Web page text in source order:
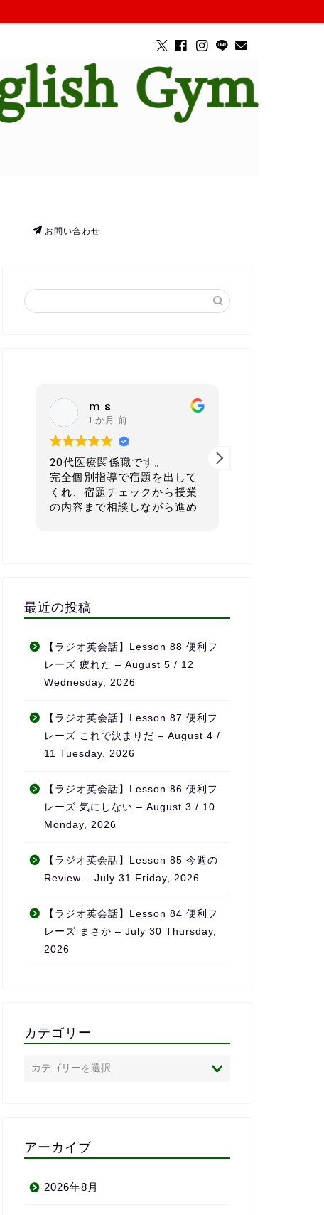
お問い合わせ
nagoya sh
6 か月 前
40代 会社経営者です。
本気で英語を学びたい方にと
てもおすすめの英会話スクー
ルです。
る」「少しチャレンジング」
無理なく続けられ、自然とモ
チベーションの維持につなが
っています。
なく、学習の進み具合や弱点
をしっかり見て内容を調整し
てくれるため、「ちゃんと見
てもらえている」という安心
料金も他の英会話スクールと
比べてかなり良心的で、内容
ます。
熱意が本当に伝わってきて、
「この先生のもとでなら頑張
れる」と思える環境です。本
気で英語力を伸ばしたい方に
最近の投稿
【ラジオ英会話】Lesson 88 便利フ
レーズ 疲れた – August 5 / 12
Wednesday, 2026
【ラジオ英会話】Lesson 87 便利フ
レーズ これで決まりだ – August 4 /
11 Tuesday, 2026
【ラジオ英会話】Lesson 86 便利フ
レーズ 気にしない – August 3 / 10
Monday, 2026
【ラジオ英会話】Lesson 85 今週の
Review – July 31 Friday, 2026
【ラジオ英会話】Lesson 84 便利フ
レーズ まさか – July 30 Thursday,
2026
カテゴリー
アーカイブ
2026年8月